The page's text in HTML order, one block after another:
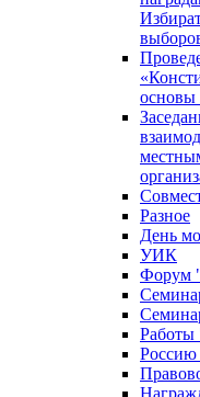
основы
Разное
День
УИК
Форум
Россию